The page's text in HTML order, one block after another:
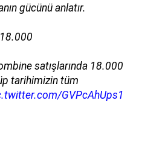
gücünü anlatır.
satışlarında 18.000
tarihimizin tüm
GVPcAhUps1